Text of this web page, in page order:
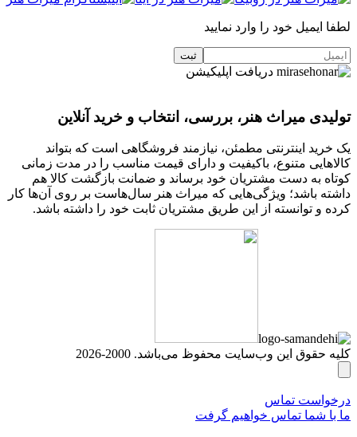
لطفا ایمیل خود را وارد نمایید
دریافت اپلیکیشن
تولیدی میراث هنر، بررسی، انتخاب و خرید آنلاین
یک خرید اینترنتی مطمئن، نیازمند فروشگاهی است که بتواند
کالاهایی متنوع، باکیفیت و دارای قیمت مناسب را در مدت زمانی
کوتاه به دست مشتریان خود برساند و ضمانت بازگشت کالا هم
داشته باشد؛ ویژگی‌هایی که میراث هنر سال‌هاست بر روی آن‌ها کار
کرده و توانسته از این طریق مشتریان ثابت خود را داشته باشد.
کلیه حقوق این وب‌سایت محفوظ می‌باشد. 2000-2026
درخواست تماس
ما با شما تماس خواهیم گرفت